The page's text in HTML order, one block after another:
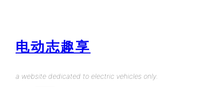
电动志趣享
a website dedicated to electric vehicles only.